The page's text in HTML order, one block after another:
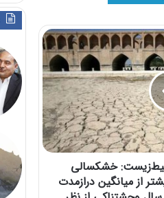
خشکسالی
۴۰ درصد بیشتر از میانگین درازمدت